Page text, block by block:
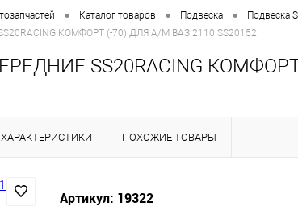
• Каталог товаров • Подвеска • Подвеска
КОМФОРТ (-70) ДЛЯ А/М ВАЗ 2110 SS20152
SS20RACING
ХАРАКТЕРИСТИКИ ПОХОЖИЕ ТОВАРЫ
Артикул: 19322